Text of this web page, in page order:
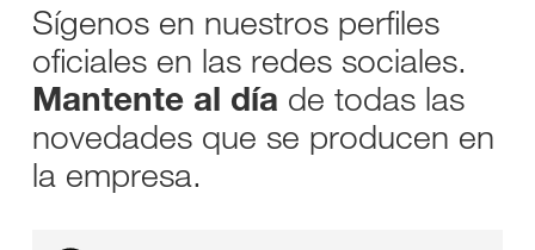
Sígenos en nuestros perfiles
oficiales en las redes sociales.
Mantente al día de todas las
novedades que se producen en
la empresa.